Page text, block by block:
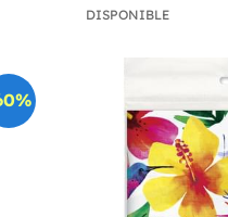
DISPONIBLE